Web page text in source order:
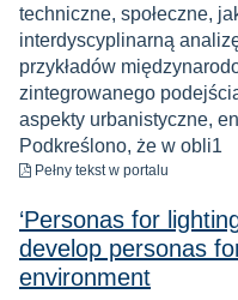
techniczne, społeczne,
interdyscyplinarną
przykładów
zintegrowanego
aspekty urbanistyczne,
Podkreślono, że w obli1
Pełny tekstdo pobrania
w portalu
‘Personas for
develop personas
environment